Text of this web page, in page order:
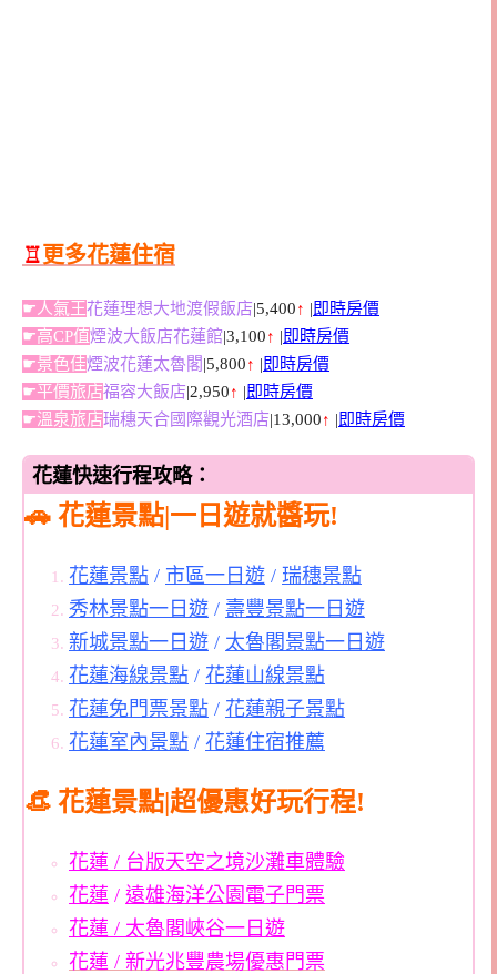
♖ 更多花蓮住宿
☛人氣王花蓮理想大地渡假飯店|5,400↑ |即時房價
☛高CP值煙波大飯店花蓮館|3,100↑ |即時房價
☛景色佳煙波花蓮太魯閣|5,800↑ |即時房價
☛平價旅店福容大飯店|2,950↑ |即時房價
☛溫泉旅店瑞穗天合國際觀光酒店|13,000↑ |即時房價
花蓮快速行程攻略：
🚗 花蓮景點|一日遊就醬玩!
花蓮景點 / 市區一日遊 / 瑞穗景點
秀林景點一日遊 / 壽豐景點一日遊
新城景點一日遊 / 太魯閣景點一日遊
花蓮海線景點 / 花蓮山線景點
花蓮免門票景點 / 花蓮親子景點
花蓮室內景點 / 花蓮住宿推薦
👒 花蓮景點|超優惠好玩行程!
花蓮 / 台版天空之境沙灘車體驗
花蓮 / 遠雄海洋公園電子門票
花蓮 / 太魯閣峽谷一日遊
花蓮 / 新光兆豐農場優惠門票